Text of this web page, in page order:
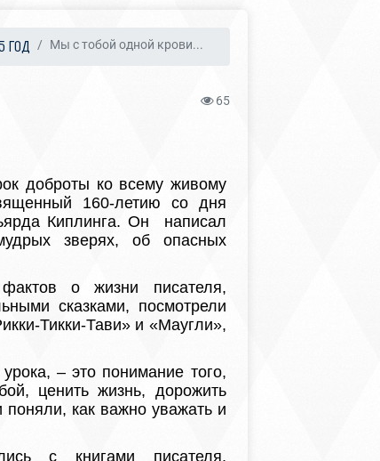
ГОД Мы с тобой одной крови...
65
доброты ко всему живому
160-летию со дня
Киплинга. Он написал
зверях, об опасных
о жизни писателя,
сказками, посмотрели
Тикки-Тави» и «Маугли»,
– это понимание того,
ценить жизнь, дорожить
как важно уважать и
с книгами писателя,